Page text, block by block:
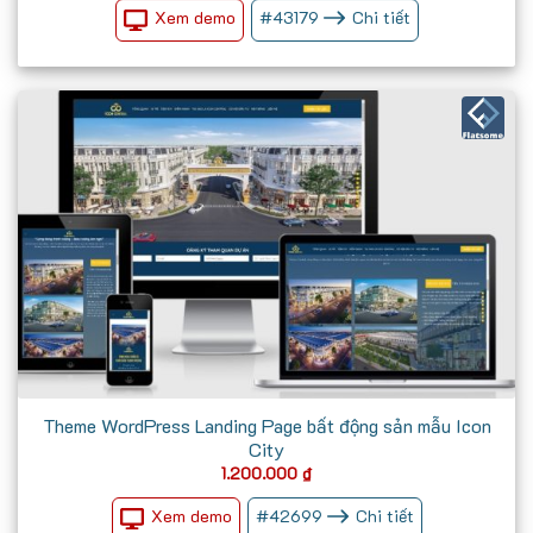
là:
900.000 ₫.
tại
là:
700.000 ₫.
Xem demo #43179 Chi tiết
Theme WordPress Landing Page bất động sản mẫu Icon
City
1.200.000 ₫
Xem demo #42699 Chi tiết